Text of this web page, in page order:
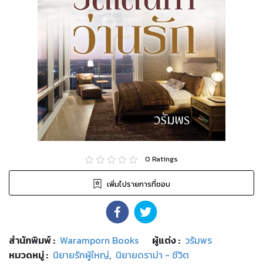
0 Ratings
เพิ่มไปรายการที่ชอบ
สำนักพิมพ์: Waramporn Books ผู้แต่ง : วรัมพร
หมวดหมู่: นิยายรักผู้ใหญ่, นิยายดราม่า - ชีวิต